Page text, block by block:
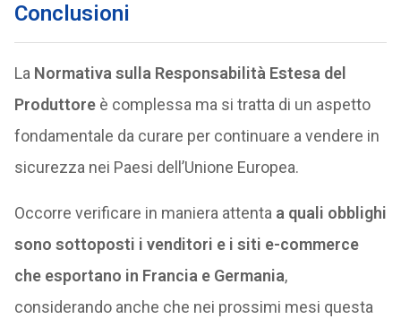
Conclusioni
La Normativa sulla Responsabilità Estesa del
Produttoreè complessa ma si tratta di un aspetto
fondamentale da curare per continuare a vendere in
sicurezza nei Paesi dell’Unione Europea.
Occorre verificare in maniera attenta a quali obblighi
sono sottoposti i venditori e i siti e-commerce
che esportano in Francia e Germania,
considerando anche che nei prossimi mesi questa